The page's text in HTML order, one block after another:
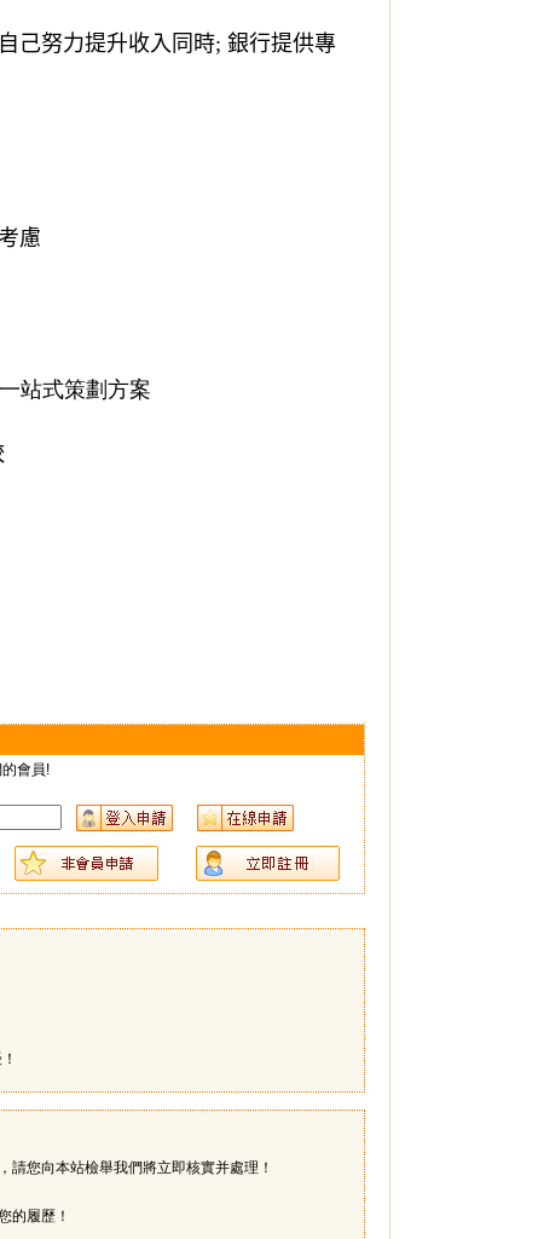
己努力提升收入同時; 銀行提供專
慮
站式策劃方案
會員!
您向本站檢舉我們將立即核實并處理！
的履歷！